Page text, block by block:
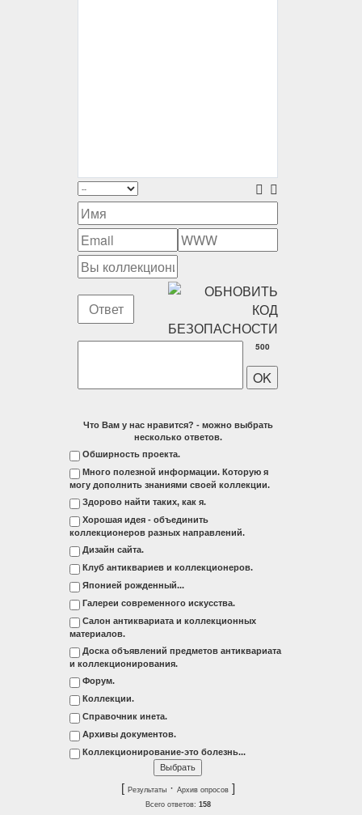
500
Что Вам у нас нравится? - можно выбрать
несколько ответов.
Обширность проекта.
Много полезной информации. Которую я
могу дополнить знаниями своей коллекции.
Здорово найти таких, как я.
Хорошая идея - объединить
коллекционеров разных направлений.
Дизайн сайта.
Клуб антиквариев и коллекционеров.
Японией рожденный...
Галереи современного искусства.
Салон антиквариата и коллекционных
материалов.
Доска объявлений предметов антиквариата
и коллекционирования.
Форум.
Коллекции.
Справочник инета.
Архивы документов.
Коллекционирование-это болезнь...
[ Результаты· Архив опросов]
Всего ответов: 158